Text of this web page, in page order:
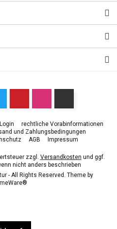
rechtliche Vorabinformationen
und Zahlungsbedingungen
AGB Impressum
zzgl. Versandkosten und ggf.
nicht anders beschrieben
- All Rights Reserved. Theme by